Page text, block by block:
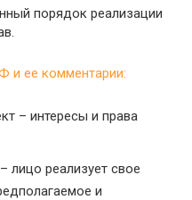
порядок реализации
и ее комментарии:
– интересы и права
лицо реализует свое
и